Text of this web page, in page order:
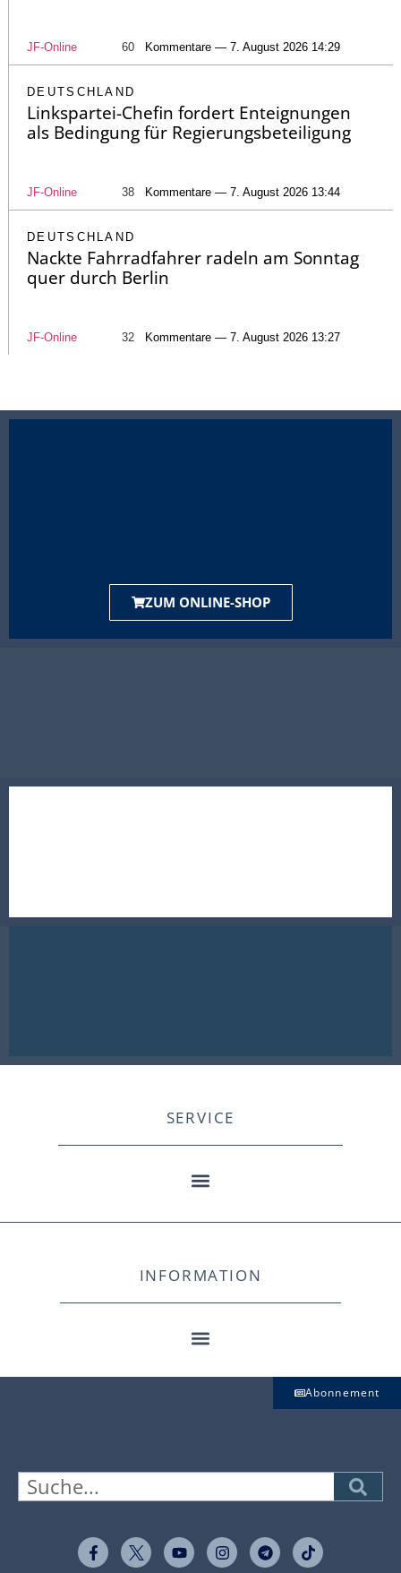
JF-Online 60 Kommentare — 7. August 2026 14:29
DEUTSCHLAND
Linkspartei-Chefin fordert Enteignungen
als Bedingung für Regierungsbeteiligung
JF-Online 38 Kommentare — 7. August 2026 13:44
DEUTSCHLAND
Nackte Fahrradfahrer radeln am Sonntag
quer durch Berlin
JF-Online 32 Kommentare — 7. August 2026 13:27
ZUM ONLINE-SHOP
SERVICE
INFORMATION
Abonnement